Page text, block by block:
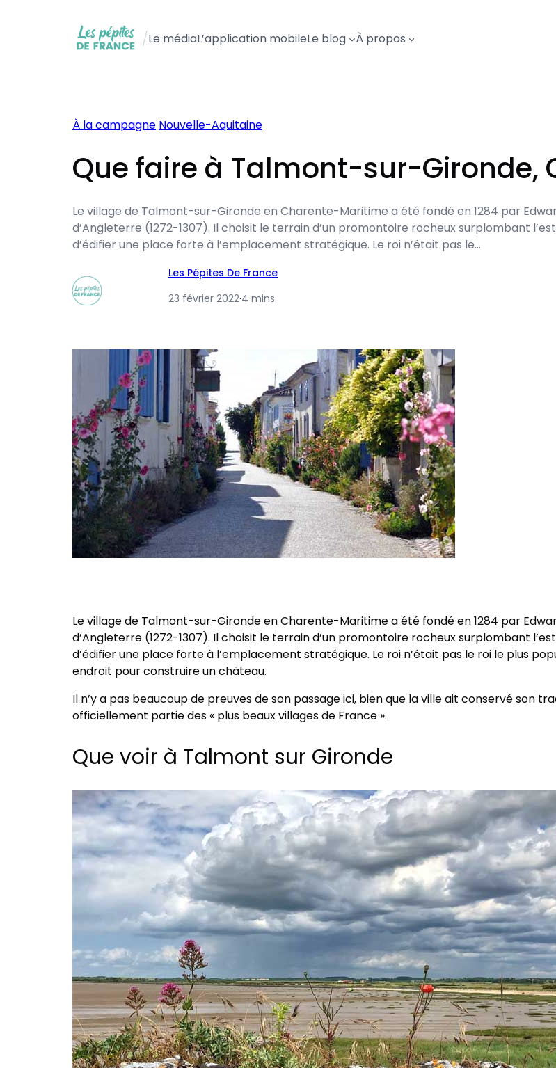
/Le médiaL’application mobileLe blog À propos
À la campagne Nouvelle-Aquitaine
Que faire à Talmont-sur-Gironde,
Le village de Talmont-sur-Gironde en Charente-Maritime a été fondé en 1284 par
d’Angleterre (1272-1307). Il choisit le terrain d’un promontoire rocheux surplombant
d’édifier une place forte à l’emplacement stratégique. Le roi n’était pas le…
Les Pépites De France
23 février 2022·4 mins
Le village de Talmont-sur-Gironde en Charente-Maritime a été fondé en 1284 par
d’Angleterre (1272-1307). Il choisit le terrain d’un promontoire rocheux surplombant
d’édifier une place forte à l’emplacement stratégique. Le roi n’était pas le roi le plus
endroit pour construire un château.
Il n’y a pas beaucoup de preuves de son passage ici, bien que la ville ait conservé son
officiellement partie des « plus beaux villages de France ».
Que voir à Talmont sur Gironde